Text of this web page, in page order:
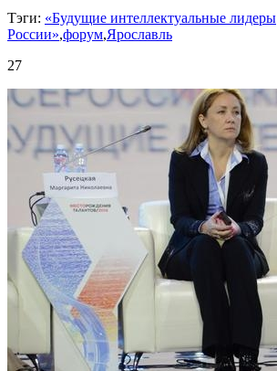
Тэги: «Будущие интеллектуальные лидеры
России»,форум,Ярославль
27